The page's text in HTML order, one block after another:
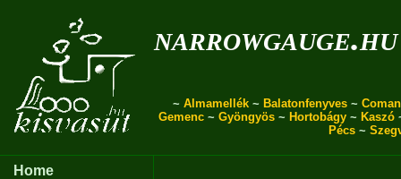
narrowgauge.hu
~ Almamellék ~ Balatonfenyves ~
Gemenc ~ Gyöngyös ~ Hortobágy ~ Kaszó
Pécs ~
Home